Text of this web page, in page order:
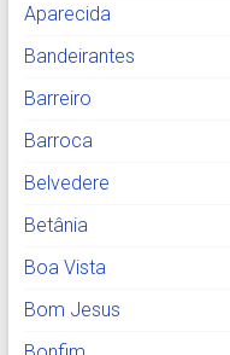
Aparecida
Bandeirantes
Barreiro
Barroca
Belvedere
Betânia
Boa Vista
Bom Jesus